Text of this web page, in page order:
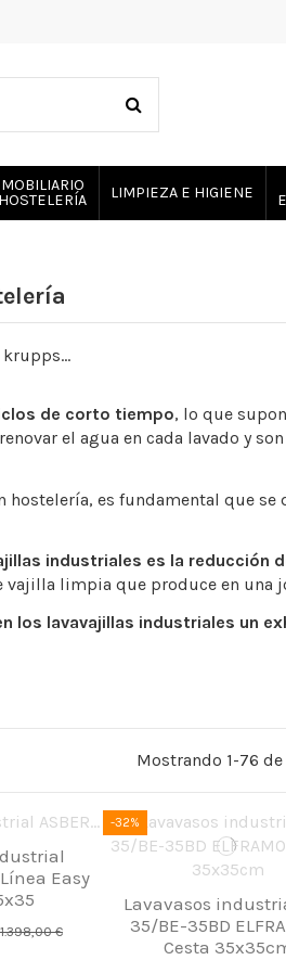
MOBILIARIO
HOSTELERÍA
LIMPIEZA E HIGIENE
de corto tiempo, lo que
el agua en cada lavado y son
es fundamental que se
industriales es la reducción
limpia que produce en una
los lavavajillas industriales un
Mostrando 1-76
Easy
1.398,00 €
-32%
Lavavasos
35/BE-35BD
Cesta